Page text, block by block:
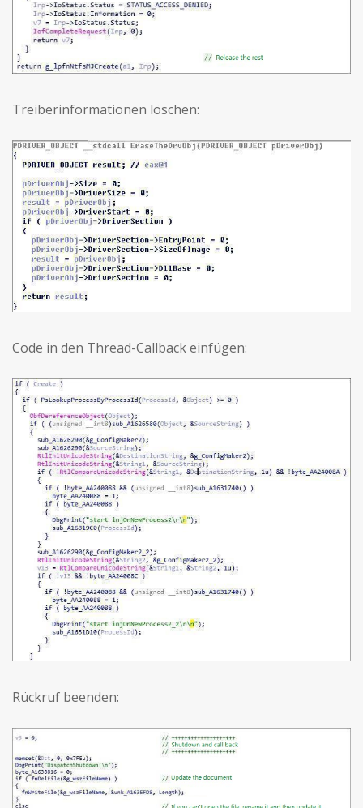
Treiberinformationen löschen:
Code in den Thread-Callback einfügen:
Rückruf beenden: